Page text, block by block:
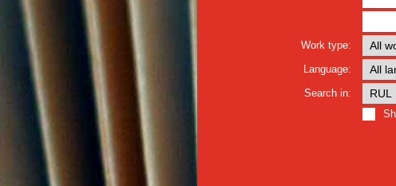
Work type:
Language:
Search in: